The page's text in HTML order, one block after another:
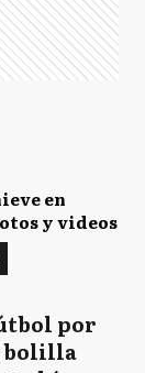
en
y videos
por
bolilla